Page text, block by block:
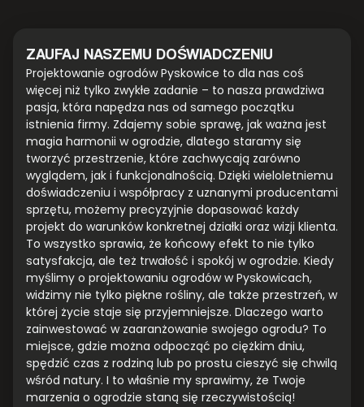
ZAUFAJ NASZEMU DOŚWIADCZENIU
Projektowanie ogrodów Pyskowice to dla nas coś
więcej niż tylko zwykłe zadanie – to nasza prawdziwa
pasja, która napędza nas od samego początku
istnienia firmy. Zdajemy sobie sprawę, jak ważna jest
magia harmonii w ogrodzie, dlatego staramy się
tworzyć przestrzenie, które zachwycają zarówno
wyglądem, jak i funkcjonalnością. Dzięki wieloletniemu
doświadczeniu i współpracy z uznanymi producentami
sprzętu, możemy precyzyjnie dopasować każdy
projekt do warunków konkretnej działki oraz wizji klienta.
To wszystko sprawia, że końcowy efekt to nie tylko
satysfakcja, ale też trwałość i spokój w ogrodzie. Kiedy
myślimy o projektowaniu ogrodów w Pyskowicach,
widzimy nie tylko piękne rośliny, ale także przestrzeń, w
której życie staje się przyjemniejsze. Dlaczego warto
zainwestować w zaaranżowanie swojego ogrodu? To
miejsce, gdzie można odpocząć po ciężkim dniu,
spędzić czas z rodziną lub po prostu cieszyć się chwilą
wśród natury. I to właśnie my sprawimy, że Twoje
marzenia o ogrodzie staną się rzeczywistością!